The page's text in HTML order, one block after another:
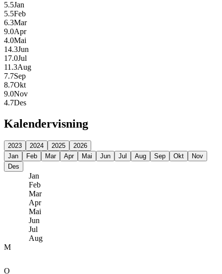
5.5Jan
5.5Feb
6.3Mar
9.0Apr
4.0Mai
14.3Jun
17.0Jul
11.3Aug
7.7Sep
8.7Okt
9.0Nov
4.7Des
Kalendervisning
2023 2024 2025
2026
Jan
Feb Mar Apr Mai Jun Jul Aug Sep Okt
Nov
Des
Jan
Feb
Mar
Apr
Mai
Jun
Jul
Aug
M
O